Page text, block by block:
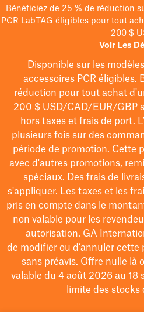
Bénéficiez de 25 % de réduction
PCR LabTAG éligibles pour tout
200 $
Voir Les
Disponible sur les modèles
accessoires PCR éligibles.
réduction pour tout achat
200 $USD/CAD/EUR/GBP
hors taxes et frais de port.
plusieurs fois sur des
période de promotion. Cette
avec d'autres promotions,
spéciaux. Des frais de
s'appliquer. Les taxes et les
pris en compte dans le
non valable pour les
autorisation. GA
de modifierou d’annuler cette
sans préavis. Offre nulle là
valable du 4 août 2026 au 18
limite des stocks